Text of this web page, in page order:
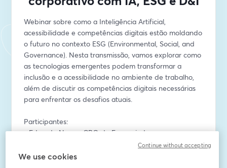
Webinar sobre como a Inteligência Artificial,
acessibilidade e competências digitais estão moldando
o futuro no contexto ESG (Environmental, Social, and
Governance). Nesta transmissão, vamos explorar como
as tecnologias emergentes podem transformar a
inclusão e a acessibilidade no ambiente de trabalho,
além de discutir as competências digitais necessárias
para enfrentar os desafios atuais.
Participantes:
- Eduardo Nunes, CPO da Everymind
- Gustavo Rodrigues, CEO da Everymind
- Luciana Morelli, diretora do Office of Equality da
We use cookies
Continue without accepting